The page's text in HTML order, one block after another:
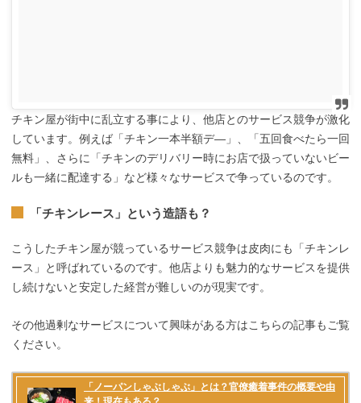
チキン屋が街中に乱立する事により、他店とのサービス競争が激化
しています。例えば「チキン一本半額デ―」、「五回食べたら一回
無料」、さらに「チキンのデリバリー時にお店で扱っていないビー
ルも一緒に配達する」など様々なサービスで争っているのです。
「チキンレース」という造語も？
こうしたチキン屋が競っているサービス競争は皮肉にも「チキンレ
ース」と呼ばれているのです。他店よりも魅力的なサービスを提供
し続けないと安定した経営が難しいのが現実です。
その他過剰なサービスについて興味がある方はこちらの記事もご覧
ください。